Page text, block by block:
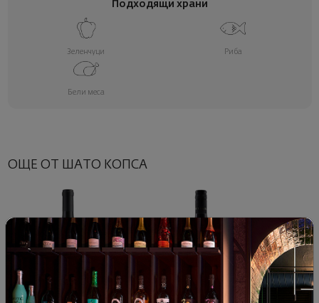
Подходящи храни
Зеленчуци Риба
Бели меса
ОЩЕ ОТ ШАТО КОПСА